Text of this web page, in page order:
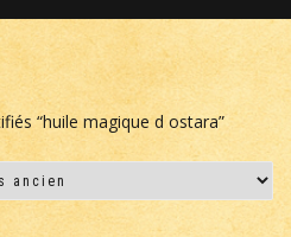
“huile magique d ostara”